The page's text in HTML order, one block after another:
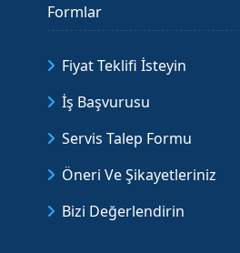
Formlar
Fiyat Teklifi İsteyin
İş Başvurusu
Servis Talep Formu
Öneri Ve Şikayetleriniz
Bizi Değerlendirin